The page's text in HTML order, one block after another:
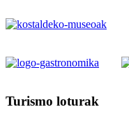
Turismo loturak